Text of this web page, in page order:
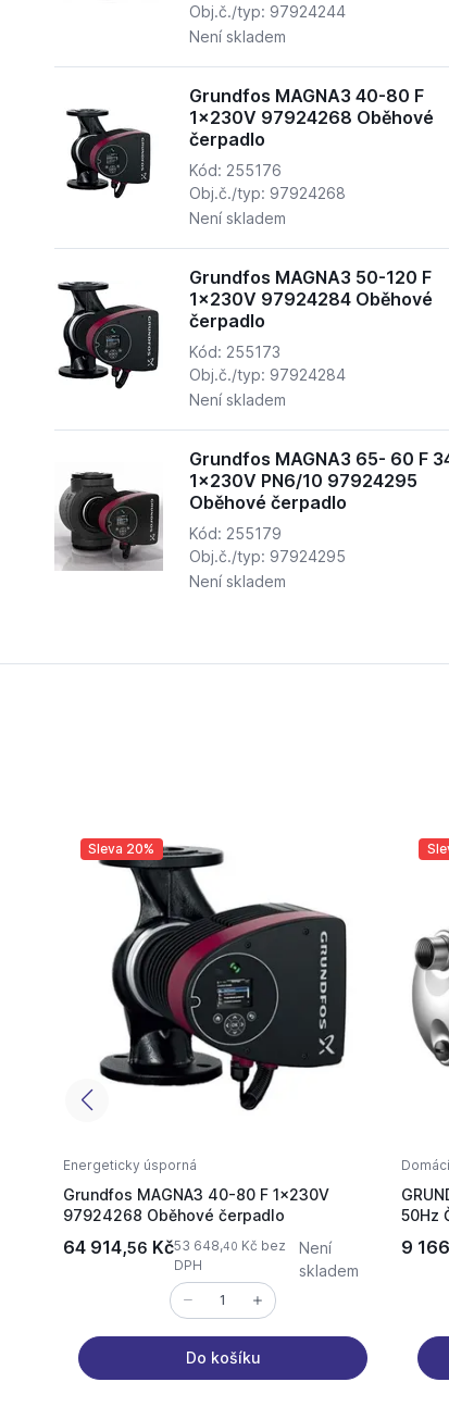
Obj.č./typ: 97924244
Není skladem
Grundfos MAGNA3 40-80 F
1x230V 97924268 Oběhové
čerpadlo
Kód: 255176
Obj.č./typ: 97924268
Není skladem
Grundfos MAGNA3 50-120 F
1x230V 97924284 Oběhové
čerpadlo
Kód: 255173
Obj.č./typ: 97924284
Není skladem
Grundfos MAGNA3 65- 60 F
1x230V PN6/10 97924295
Oběhové čerpadlo
Kód: 255179
Obj.č./typ: 97924295
Není skladem
Sleva 20%
Energeticky úsporná
Grundfos MAGNA3 40-80 F 1x230V
97924268 Oběhové čerpadlo
64 914,56 Kč53 648,40 Kč bez
DPH
Není
skladem
Do košíku
50Hz
9